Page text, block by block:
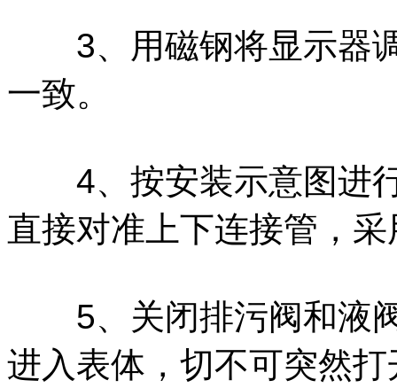
3、用磁钢将显示器调
一致。
4、按安装示意图进行
直接对准上下连接管，
5、关闭排污阀和液阀
进入表体，切不可突然